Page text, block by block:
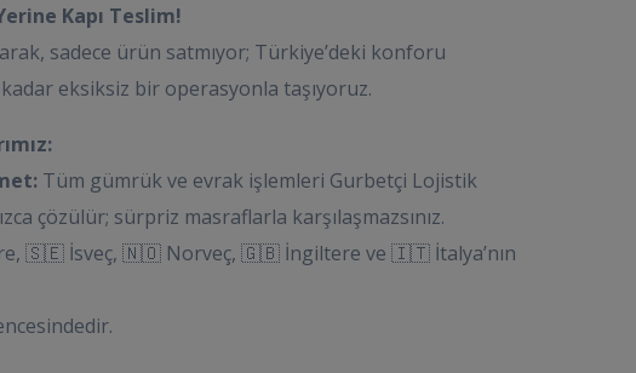
Kapı Teslim!
sadece ürün satmıyor; Türkiye’deki konforu
eksiksiz bir operasyonla taşıyoruz.
Tüm gümrük ve evrak işlemleri Gurbetçi Lojistik
çözülür; sürpriz masraflarla karşılaşmazsınız.
🇸🇪 İsveç, 🇳🇴 Norveç, 🇬🇧 İngiltere ve 🇮🇹 İtalya’nın